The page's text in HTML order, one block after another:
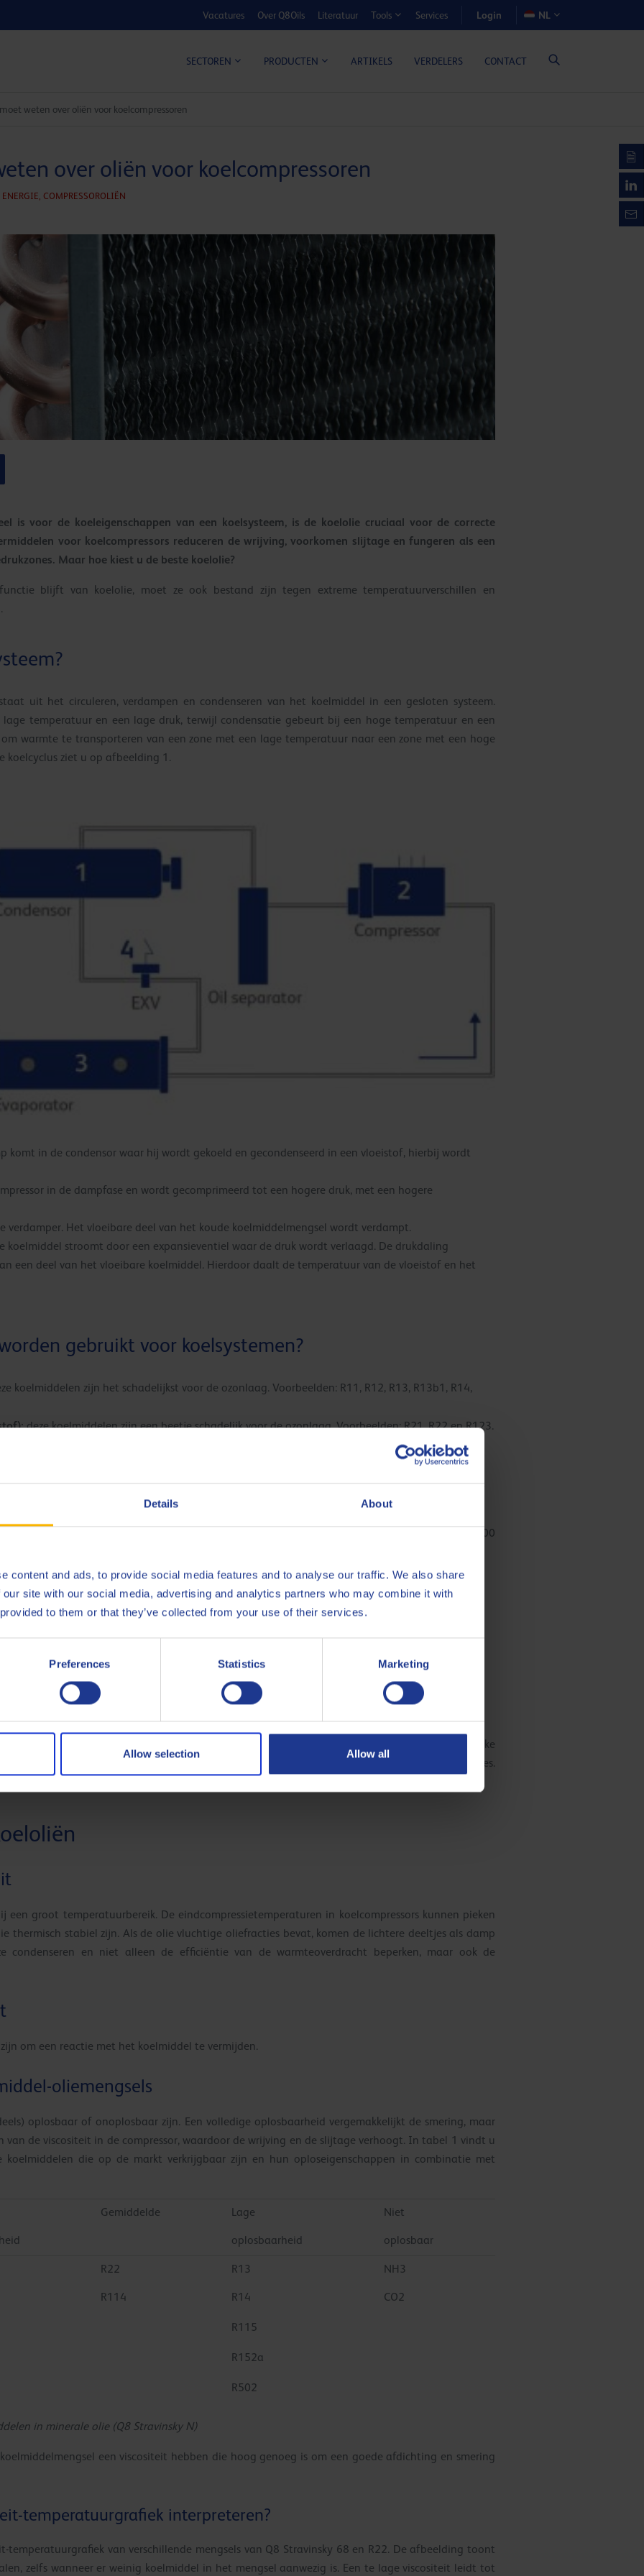
Details About
content and ads, to provide social media features and to analyse our traffic. We also share
site with our social media, advertising and analytics partners who may combine it with
to them or that they’ve collected from your use of their services.
Preferences Statistics Marketing
Allow selection Allow all
Vacatures Over Q8Oils Literatuur Tools Services Login NL
SECTOREN PRODUCTEN ARTIKELS VERDELERS CONTACT
weten over oliën voor koelcompressoren
over oliën voor koelcompressoren
ENERGIE, COMPRESSOROLIËN
is voor de koeleigenschappen van een koelsysteem, is de koelolie cruciaal voor de correcte
voor koelcompressors reduceren de wrijving, voorkomen slijtage en fungeren als een
Maar hoe kiest u de beste koelolie?
blijft van koelolie, moet ze ook bestand zijn tegen extreme temperatuurverschillen en
uit het circuleren, verdampen en condenseren van het koelmiddel in een gesloten systeem.
temperatuur en een lage druk, terwijl condensatie gebeurt bij een hoge temperatuur en een
warmte te transporteren van een zone met een lage temperatuur naar een zone met een hoge
koelcyclus ziet u op afbeelding 1.
komt in de condensor waar hij wordt gekoeld en gecondenseerd in een vloeistof, hierbij wordt
in de dampfase en wordt gecomprimeerd tot een hogere druk, met een hogere
verdamper. Het vloeibare deel van het koude koelmiddelmengsel wordt verdampt.
koelmiddel stroomt door een expansieventiel waar de druk wordt verlaagd. De drukdaling
een deel van het vloeibare koelmiddel. Hierdoor daalt de temperatuur van de vloeistof en het
gebruikt voor koelsystemen?
koelmiddelen zijn het schadelijkst voor de ozonlaag. Voorbeelden: R11, R12, R13, R13b1, R14,
deze koelmiddelen zijn een beetje schadelijk voor de ozonlaag. Voorbeelden: R21, R22 en R123.
koelmiddelen zijn niet schadelijk voor de ozonlaag. Minerale olie, PAO of alkylbenzenen zijn niet
R134a (gebruikt in airco’s van wagens) en R152a.
ammoniak milieuvriendelijk is, is puur ammoniakgas zeer giftig voor de mens. Ammoniak wordt
industriële koelinstallaties.
koelmiddelen zijn ook verkrijgbaar op de markt. Voorbeelden van deze mengsels zijn: R500
(R22/R115).
koelmiddel?
zijn:
verdampen
op basis van de relatie tussen de druk en de temperatuur in het bereik van de specifieke
koelmiddel in de verdamper en de condensor zijn de temperaturen van de koude en warme zones.
en de condensor.
een groot temperatuurbereik. De eindcompressietemperaturen in koelcompressors kunnen pieken
thermisch stabiel zijn. Als de olie vluchtige oliefracties bevat, komen de lichtere deeltjes als damp
condenseren en niet alleen de efficiëntie van de warmteoverdracht beperken, maar ook de
om een reactie met het koelmiddel te vermijden.
oliemengsels
oplosbaar of onoplosbaar zijn. Een volledige oplosbaarheid vergemakkelijkt de smering, maar
de viscositeit in de compressor, waardoor de wrijving en de slijtage verhoogt. In tabel 1 vindt u
koelmiddelen die op de markt verkrijgbaar zijn en hun oploseigenschappen in combinatie met
Gemiddelde Lage
oplosbaarheid
Niet
oplosbaar
R22
R114
R13
R14
R115
R152a
R502
NH3
CO2
in minerale olie (Q8 Stravinsky N)
een viscositeit hebben die hoog genoeg is om een goede afdichting en smering
temperatuurgrafiek interpreteren?
temperatuurgrafiek van verschillende mengsels van Q8 Stravinsky 68 en R22. De afbeelding toont
zelfs wanneer er weinig koelmiddel in het mengsel aanwezig is. Een te lage viscositeit leidt tot